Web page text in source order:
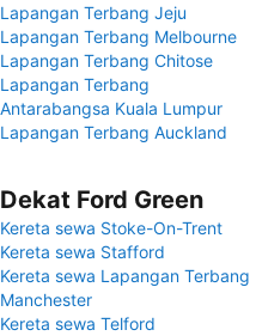
Lapangan Terbang Jeju
Lapangan Terbang Melbourne
Lapangan Terbang Chitose
Lapangan Terbang
Antarabangsa Kuala Lumpur
Lapangan Terbang Auckland
Dekat Ford Green
Kereta sewa Stoke-On-Trent
Kereta sewa Stafford
Kereta sewa Lapangan Terbang
Manchester
Kereta sewa Telford